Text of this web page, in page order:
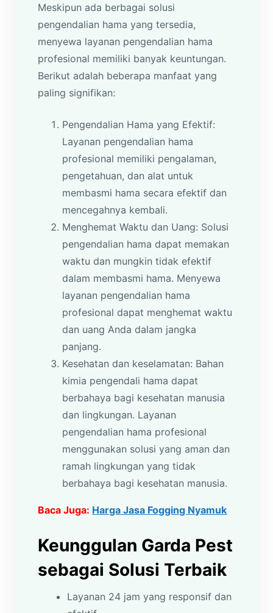
Meskipun ada berbagai solusi
pengendalian hama yang tersedia,
menyewa layanan pengendalian hama
profesional memiliki banyak keuntungan.
Berikut adalah beberapa manfaat yang
paling signifikan:
Pengendalian Hama yang Efektif:
Layanan pengendalian hama
profesional memiliki pengalaman,
pengetahuan, dan alat untuk
membasmi hama secara efektif dan
mencegahnya kembali.
Menghemat Waktu dan Uang: Solusi
pengendalian hama dapat memakan
waktu dan mungkin tidak efektif
dalam membasmi hama. Menyewa
layanan pengendalian hama
profesional dapat menghemat waktu
dan uang Anda dalam jangka
panjang.
Kesehatan dan keselamatan: Bahan
kimia pengendali hama dapat
berbahaya bagi kesehatan manusia
dan lingkungan. Layanan
pengendalian hama profesional
menggunakan solusi yang aman dan
ramah lingkungan yang tidak
berbahaya bagi kesehatan manusia.
Baca Juga: Harga Jasa Fogging Nyamuk
Keunggulan Garda Pest
sebagai Solusi Terbaik
Layanan 24 jam yang responsif dan